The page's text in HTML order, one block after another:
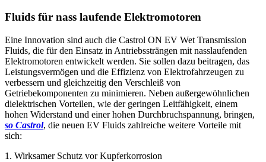
Fluids für nass laufende Elektromotoren
Eine Innovation sind auch die Castrol ON EV Wet Transmission
Fluids, die für den Einsatz in Antriebssträngen mit nasslaufenden
Elektromotoren entwickelt werden. Sie sollen dazu beitragen, das
Leistungsvermögen und die Effizienz von Elektrofahrzeugen zu
verbessern und gleichzeitig den Verschleiß von
Getriebekomponenten zu minimieren. Neben außergewöhnlichen
dielektrischen Vorteilen, wie der geringen Leitfähigkeit, einem
hohen Widerstand und einer hohen Durchbruchspannung, bringen,
so Castrol, die neuen EV Fluids zahlreiche weitere Vorteile mit
sich:
1. Wirksamer Schutz vor Kupferkorrosion